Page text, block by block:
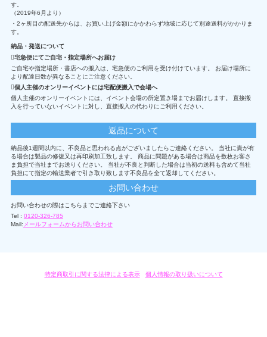
す。
（2019年6月より）
・2ヶ所目の配送先からは、お買い上げ金額にかかわらず地域に応じて別途送料がかかりま
す。
納品・発送について
宅急便にてご自宅・指定場所へお届け
ご自宅や指定場所・書店への搬入は、宅急便のご利用を受け付けています。 お届け場所に
より配達日数が異なることにご注意ください。
個人主催のオンリーイベントには宅配便搬入で会場へ
個人主催のオンリーイベントには、イベント会場の所定置き場までお届けします。 直接搬
入を行っていないイベントに対し、直接搬入の代わりにご利用ください。
返品について
納品後1週間以内に、不良品と思われる点がございましたらご連絡ください。 当社に責が有
る場合は製品の修復又は再印刷加工致します。 商品に問題がある場合は商品を数枚お客さ
ま負担で当社までお送りください。 当社が不良と判断した場合は当初の送料も含めて当社
負担にて指定の輸送業者で引き取り致します不良品を全て返却してください。
お問い合わせ
お問い合わせの際はこちらまでご連絡下さい
Tel : 0120-326-785
Mail: メールフォームからお問い合わせ
特定商取引に関する法律による表示/ 個人情報の取り扱いについて